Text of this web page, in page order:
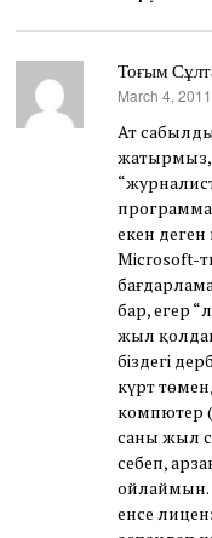
Тоғым
says:
March 4,
Ат
жатырмыз,
екен
Microsoft-
бар, егер
жыл
біздегі
күрт
компютер
саны жыл
себеп,
ойлаймын.
енсе